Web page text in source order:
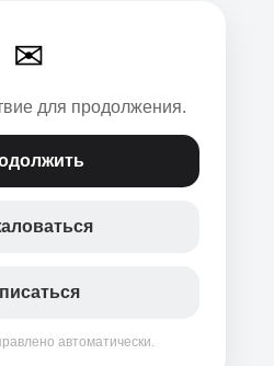
✉
для продолжения.
автоматически.